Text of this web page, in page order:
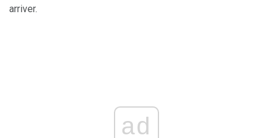
arriver.
ad